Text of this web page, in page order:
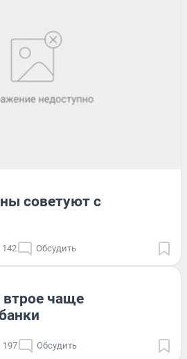
советуют с
142 Обсудить
втрое чаще
197 Обсудить